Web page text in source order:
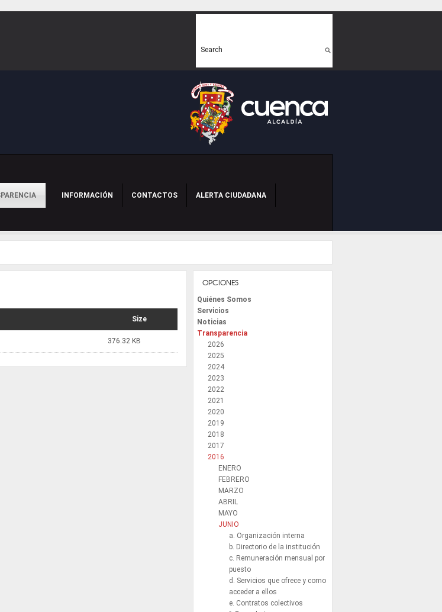
Search
INFORMACIÓN CONTACTOS ALERTA CIUDADANA
Size
376.32 KB
OPCIONES
Quiénes Somos
Servicios
Noticias
Transparencia
2026
2025
2024
2023
2022
2021
2020
2019
2018
2017
2016
ENERO
FEBRERO
MARZO
ABRIL
MAYO
JUNIO
a. Organización interna
b. Directorio de la institución
c. Remuneración mensual por
puesto
d. Servicios que ofrece y como
acceder a ellos
e. Contratos colectivos